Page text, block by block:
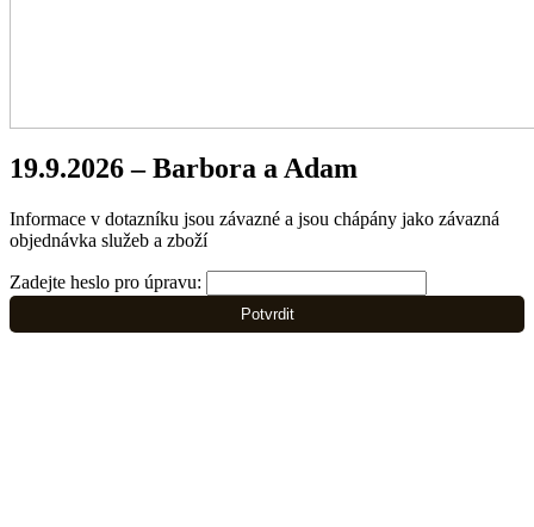
19.9.2026 – Barbora a Adam
Informace v dotazníku jsou závazné a jsou chápány jako závazná
objednávka služeb a zboží
Zadejte heslo pro úpravu:
Potvrdit